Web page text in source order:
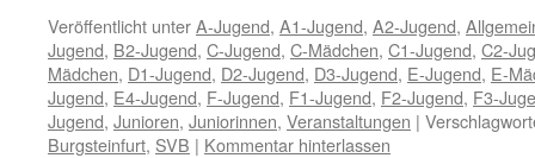
Veröffentlicht unterA-Jugend, A1-Jugend, A2-Jugend,
Jugend, B2-Jugend, C-Jugend, C-Mädchen, C1-Jugend, C2-
Mädchen, D1-Jugend, D2-Jugend, D3-Jugend, E-Jugend, E-
Jugend, E4-Jugend, F-Jugend, F1-Jugend, F2-Jugend, F3-
Jugend, Junioren, Juniorinnen, Veranstaltungen |
Burgsteinfurt, SVB | Kommentar hinterlassen